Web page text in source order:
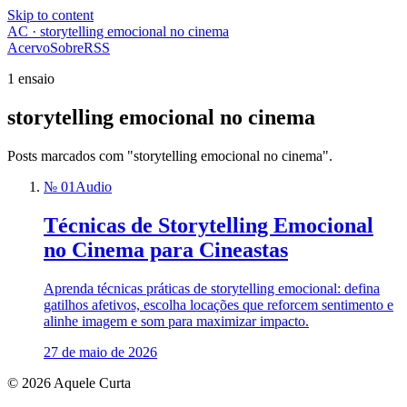
Skip to content
AC · storytelling emocional no cinema
AcervoSobreRSS
1 ensaio
storytelling emocional no cinema
Posts marcados com "storytelling emocional no cinema".
№ 01 Audio
Técnicas de Storytelling Emocional
no Cinema para Cineastas
Aprenda técnicas práticas de storytelling emocional: defina
gatilhos afetivos, escolha locações que reforcem sentimento e
alinhe imagem e som para maximizar impacto.
27 de maio de 2026
© 2026 Aquele Curta